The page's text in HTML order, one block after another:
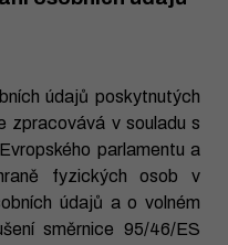
údajů poskytnutých
zpracovává v souladu s
parlamentu a
fyzických osob v
údajů a o volném
směrnice 95/46/ES